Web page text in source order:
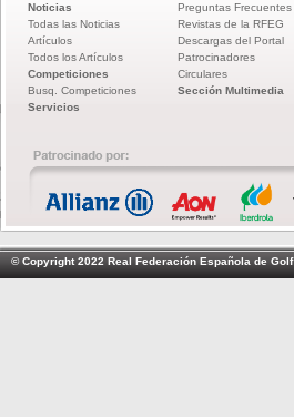
Noticias
Todas las Noticias
Artículos
Todos los Artículos
Competiciones
Busq. Competiciones
Servicios
Preguntas Frecuentes
Revistas de la RFEG
Descargas del Portal
Patrocinadores
Circulares
Sección Multimedia
© Copyright 2022 Real Federación Española de Golf